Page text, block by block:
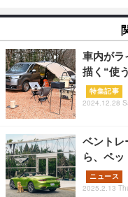
車内がラ
描く“使
特集記事
2024.12.28
ベントレ
ら、ペッ
ニュース
2025.2.13